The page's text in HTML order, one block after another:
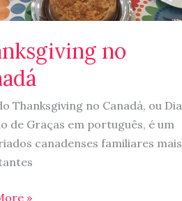
no
Thanksgiving no Canadá, ou Dia
de Graças em português, é um
canadenses familiares mais
»